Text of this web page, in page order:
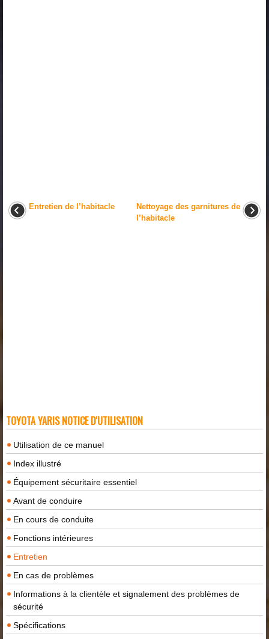
Entretien de l’habitacle
Nettoyage des garnitures de
l’habitacle
TOYOTA YARIS NOTICE D'UTILISATION
Utilisation de ce manuel
Index illustré
Équipement sécuritaire essentiel
Avant de conduire
En cours de conduite
Fonctions intérieures
Entretien
En cas de problèmes
Informations à la clientèle et signalement des problèmes de
sécurité
Spécifications